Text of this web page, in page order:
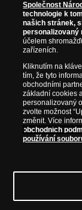
Prosím
Společnost
technologie k
našich stránek,
personalizovaný
účelem
zařízeních.
Kliknutím na
tím, že tyto
obchodními
základní cookies
personalizovaný
zvolte možnost
změnit. Více
obchodních
používání